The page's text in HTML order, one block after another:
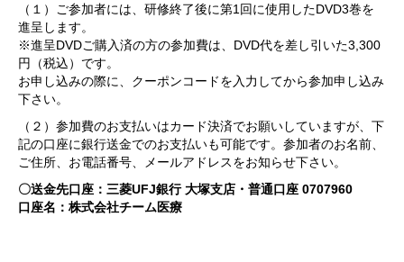
（１）ご参加者には、研修終了後に第1回に使用したDVD3巻を
進呈します。
※進呈DVDご購入済の方の参加費は、DVD代を差し引いた3,300
円（税込）です。
お申し込みの際に、クーポンコードを入力してから参加申し込み
下さい。
（２）参加費のお支払いはカード決済でお願いしていますが、下
記の口座に銀行送金でのお支払いも可能です。参加者のお名前、
ご住所、お電話番号、メールアドレスをお知らせ下さい。
〇送金先口座：三菱UFJ銀行 大塚支店・普通口座 0707960
口座名：株式会社チーム医療